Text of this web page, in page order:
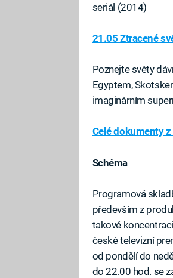
seriál (2014)
21.05 Ztracené
Poznejte světy
Egyptem,
imaginárním
Celé dokumenty z
Schéma
Programová
především z
takové
české televizní
od pondělí do
do 22.00 hod. se